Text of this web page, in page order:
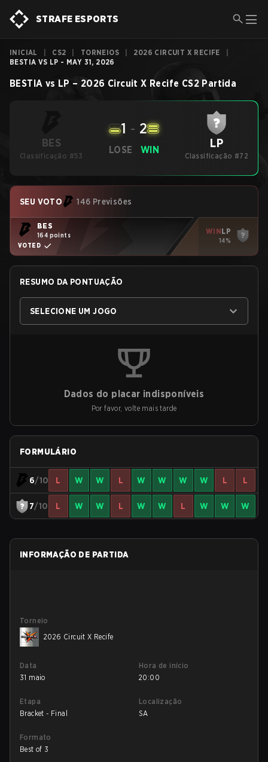
STRAFE ESPORTS
INICIAL CS2 TORNEIOS 2026 CIRCUIT X RECIFE
BESTIA VS LP - MAY 31, 2026
BESTIA vs LP – 2026 Circuit X Recife CS2 Partida
BES
Classificação #53
LOSE
1 - 2
WIN LP
Classificação #72
SEU VOTO 146 Previsões
BES
164 points
VOTED
WINLP
14%
RESUMO DA PONTUAÇÃO
SELECIONE UM JOGO
Dados do placar indisponíveis
Por favor, volte mais tarde
FORMULÁRIO
6/10 L W W L W W W W L L
7/10 L W W L W W L W W W
INFORMAÇÃO DE PARTIDA
Torneio
2026 Circuit X Recife
Data
31 maio
Hora de início
20:00
Etapa
Bracket - Final
Localização
SA
Formato
Best of 3